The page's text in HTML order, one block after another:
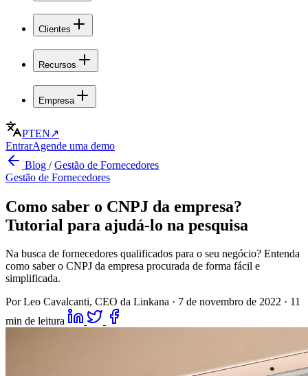
Clientes
Recursos
Empresa
PTEN↗
EntrarAgende uma demo
Blog /Gestão de Fornecedores
Gestão de Fornecedores
Como saber o CNPJ da empresa?
Tutorial para ajudá-lo na pesquisa
Na busca de fornecedores qualificados para o seu negócio? Entenda
como saber o CNPJ da empresa procurada de forma fácil e
simplificada.
Por Leo Cavalcanti, CEO da Linkana · 7 de novembro de 2022 · 11
min de leitura